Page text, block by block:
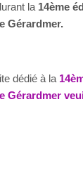
la 14ème
Gérardmer.
dédié à la
Gérardmer